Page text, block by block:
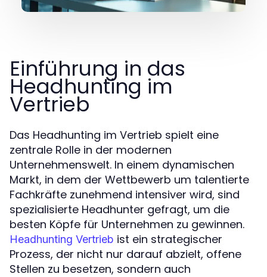
Einführung in das
Headhunting im
Vertrieb
Das Headhunting im Vertrieb spielt eine
zentrale Rolle in der modernen
Unternehmenswelt. In einem dynamischen
Markt, in dem der Wettbewerb um talentierte
Fachkräfte zunehmend intensiver wird, sind
spezialisierte Headhunter gefragt, um die
besten Köpfe für Unternehmen zu gewinnen.
Headhunting Vertrieb ist ein strategischer
Prozess, der nicht nur darauf abzielt, offene
Stellen zu besetzen, sondern auch